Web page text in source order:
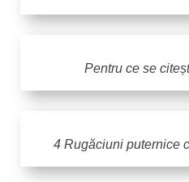
Pentru ce se
4 Rugăciuni puternice